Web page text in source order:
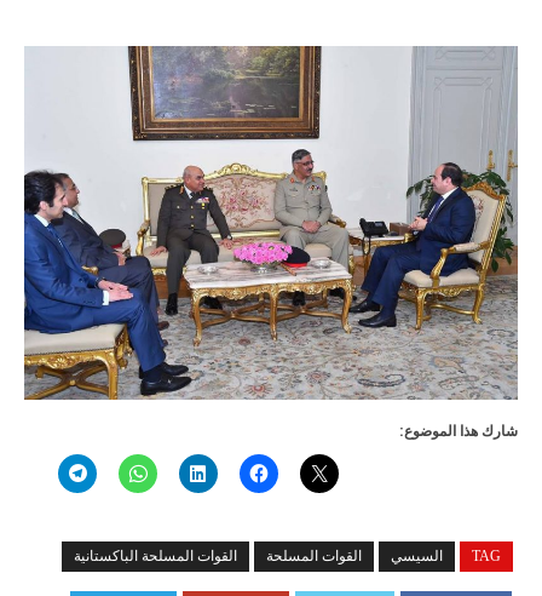
شارك هذا الموضوع:
TAG السيسي القوات المسلحة القوات المسلحة الباكستانية